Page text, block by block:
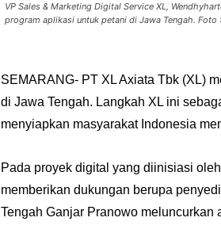
VP Sales & Marketing Digital Service XL,
program aplikasi untuk petani di Jawa Tengah. Foto :
SEMARANG- PT XL Axiata Tbk (XL)
di Jawa Tengah. Langkah XL ini
menyiapkan masyarakat Indonesia
Pada proyek digital yang diinisiasi
memberikan dukungan berupa
Tengah Ganjar Pranowo meluncurkan